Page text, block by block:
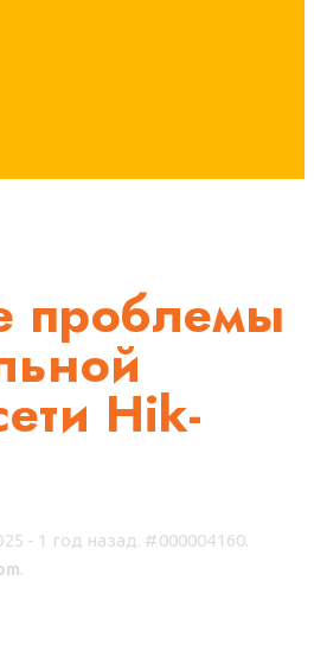
проблемы
Hik-
- 1 год назад. #000004160.
.